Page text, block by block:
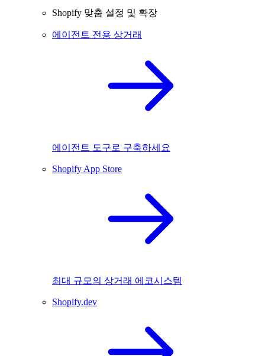
Shopify 맞춤 설정 및 확장
에이전트 전용 상거래
에이전트 도구로 구축하세요
Shopify App Store
최대 규모의 상거래 에코시스템
Shopify.dev